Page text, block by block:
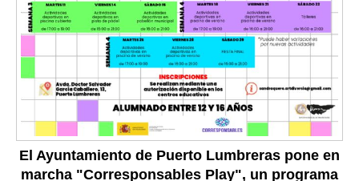
El Ayuntamiento de Puerto Lumbreras pone en
marcha "Corresponsables Play", un programa